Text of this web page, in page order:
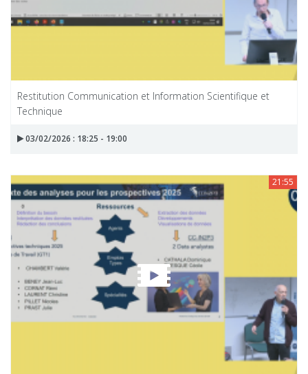
Restitution Communication et Information Scientifique et
Technique
03/02/2026 : 18:25 - 19:00
21:55